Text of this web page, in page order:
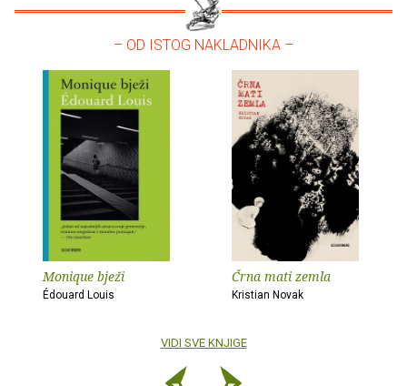
– OD ISTOG NAKLADNIKA –
Monique bježi
Édouard Louis
Črna mati zemla
Kristian Novak
VIDI SVE KNJIGE